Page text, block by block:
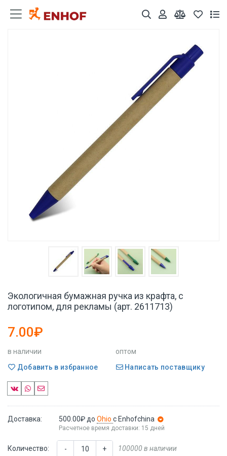
Экологичная бумажная ручка из крафта, с
логотипом, для рекламы (арт. 2611713)
7.00₽
в наличии
оптом
Добавить в избранное
Написать поставщику
Доставка: 500.00₽ до Ohio с Enhofchina
Расчетное время доставки: 15 дней
Количество: - + 100000 в наличии